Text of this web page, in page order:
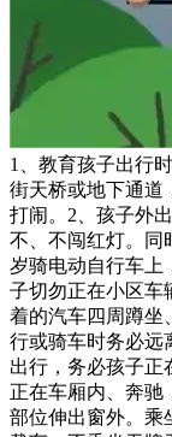
1、教育孩子出行
街天桥或地下通道
打闹。2、孩子外
不、不闯红灯。同
岁骑电动自行车上
子切勿正在小区车
着的汽车四周蹲坐
行或骑车时务必远
出行，务必孩子正
正在车厢内、奔驰
部位伸出窗外。乘